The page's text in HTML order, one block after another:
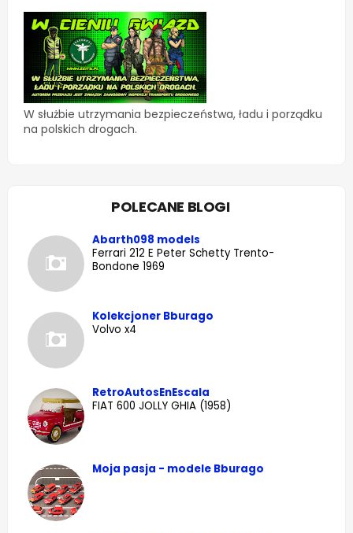
W służbie utrzymania bezpieczeństwa, ładu i porządku
na polskich drogach.
POLECANE BLOGI
Abarth098 models
Ferrari 212 E Peter Schetty Trento-
Bondone 1969
Kolekcjoner Bburago
Volvo x4
RetroAutosEnEscala
FIAT 600 JOLLY GHIA (1958)
Moja pasja - modele Bburago